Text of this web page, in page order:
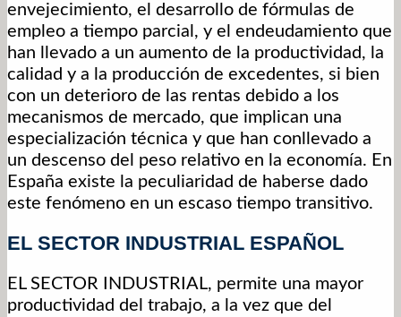
envejecimiento, el desarrollo de fórmulas de
empleo a tiempo parcial, y el endeudamiento que
han llevado a un aumento de la productividad, la
calidad y a la producción de excedentes, si bien
con un deterioro de las rentas debido a los
mecanismos de mercado, que implican una
especialización técnica y que han conllevado a
un descenso del peso relativo en la economía. En
España existe la peculiaridad de haberse dado
este fenómeno en un escaso tiempo transitivo.
EL SECTOR INDUSTRIAL ESPAÑOL
EL SECTOR INDUSTRIAL, permite una mayor
productividad del trabajo, a la vez que del